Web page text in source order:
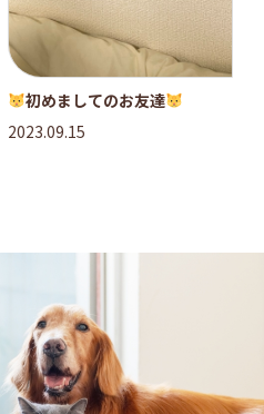
初めましてのお友達
2023.09.15